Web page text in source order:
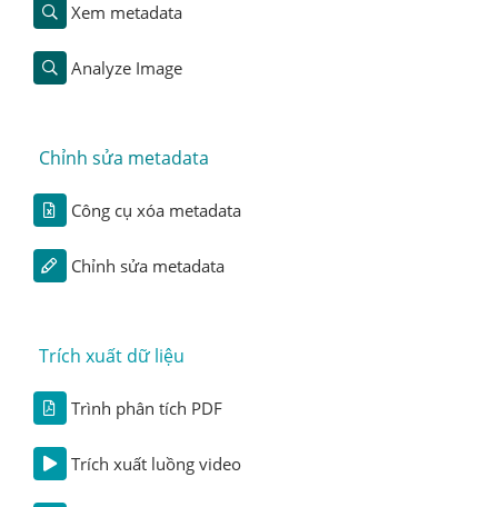
Xem metadata
Analyze Image
Chỉnh sửa metadata
Công cụ xóa metadata
Chỉnh sửa metadata
Trích xuất dữ liệu
Trình phân tích PDF
Trích xuất luồng video